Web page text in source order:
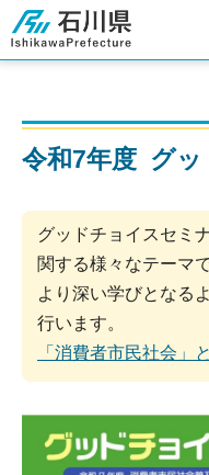
石川県
令和7年度 グ
グッドチョイスセミ
関する様々なテーマ
より深い学びとなる
行います。
「消費者市民社会」